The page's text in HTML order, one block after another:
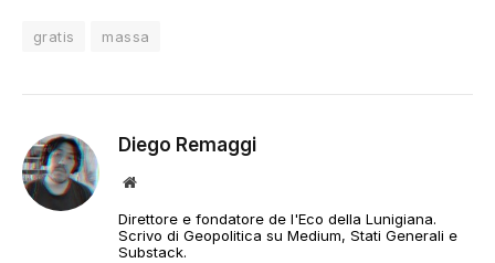
gratis massa
Diego Remaggi
Sito
Direttore e fondatore de l'Eco della Lunigiana.
Scrivo di Geopolitica su Medium, Stati Generali e
Substack.